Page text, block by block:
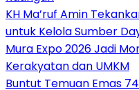
KH Ma’ruf Amin
untuk Kelola Sumber
Mura Expo 2026 Jadi
Kerakyatan dan UMKM
Buntut Temuan Emas